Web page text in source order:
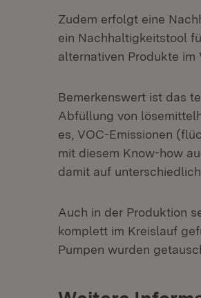
Zudem erfolgt eine
ein Nachhaltigkeitstool
alternativen Produkte im
Bemerkenswert ist das
Abfüllung von
es, VOC-Emissionen
mit diesem Know-how
damit auf
Auch in der Produktion
komplett im Kreislauf
Pumpen wurden